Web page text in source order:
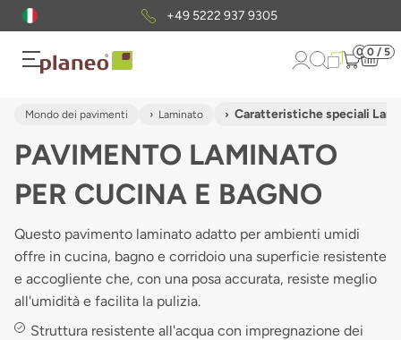
Pacchetto di campionigratuiti
0 0 / 5
Mondo dei pavimenti Laminato Caratteristiche speciali
PAVIMENTO LAMINATO
PER CUCINA E BAGNO
Questo pavimento laminato adatto per ambienti umidi
offre in cucina, bagno e corridoio una superficie resistente
e accogliente che, con una posa accurata, resiste meglio
all'umidità e facilita la pulizia.
Struttura resistente all'acqua con impregnazione dei